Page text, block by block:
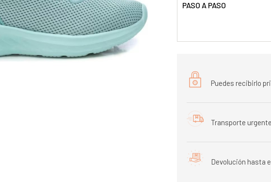
PASO A PASO
Puedes recibirlo
Transporte
Devolución hasta